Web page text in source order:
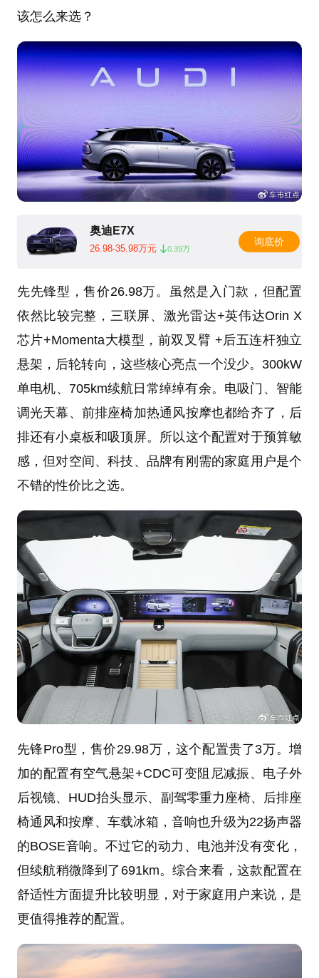
该怎么来选？
奥迪E7X
26.98-35.98万元 0.39万
询底价
先先锋型，售价26.98万。虽然是入门款，但配置
依然比较完整，三联屏、激光雷达+英伟达Orin X
芯片+Momenta大模型，前双叉臂 +后五连杆独立
悬架，后轮转向，这些核心亮点一个没少。300kW
单电机、705km续航日常绰绰有余。电吸门、智能
调光天幕、前排座椅加热通风按摩也都给齐了，后
排还有小桌板和吸顶屏。所以这个配置对于预算敏
感，但对空间、科技、品牌有刚需的家庭用户是个
不错的性价比之选。
先锋Pro型，售价29.98万，这个配置贵了3万。增
加的配置有空气悬架+CDC可变阻尼减振、电子外
后视镜、HUD抬头显示、副驾零重力座椅、后排座
椅通风和按摩、车载冰箱，音响也升级为22扬声器
的BOSE音响。不过它的动力、电池并没有变化，
但续航稍微降到了691km。综合来看，这款配置在
舒适性方面提升比较明显，对于家庭用户来说，是
更值得推荐的配置。